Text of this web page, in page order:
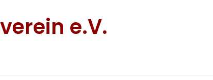
e.V.